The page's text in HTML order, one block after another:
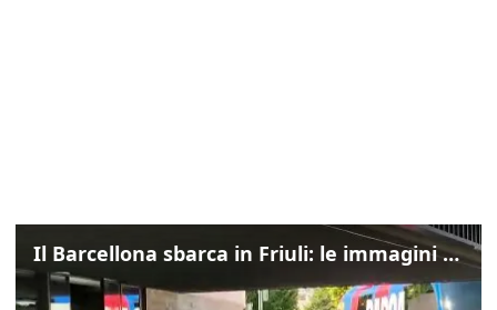
Il Barcellona sbarca in Friuli: le immagini dell'arrivo in albergo